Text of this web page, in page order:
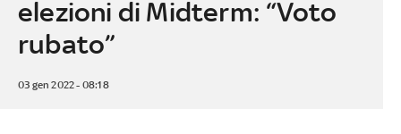
elezioni di Midterm: “Voto
rubato”
03 gen 2022 - 08:18